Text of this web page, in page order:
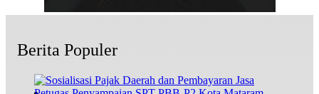
Berita Populer